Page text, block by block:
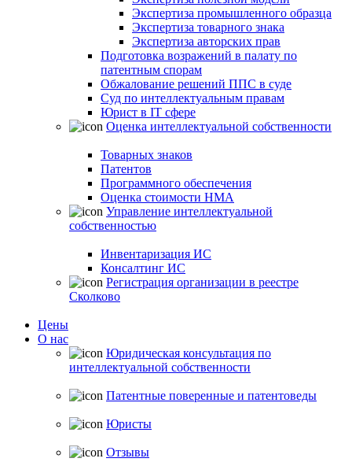
Экспертиза промышленного образца
Экспертиза товарного знака
Экспертиза авторских прав
Подготовка возражений в палату по
патентным спорам
Обжалование решений ППС в суде
Суд по интеллектуальным правам
Юрист в IT сфере
Оценка интеллектуальной собственности
Товарных знаков
Патентов
Программного обеспечения
Оценка стоимости НМА
Управление интеллектуальной
собственностью
Инвентаризация ИС
Консалтинг ИС
Регистрация организации в реестре
Сколково
Цены
О нас
Юридическая консультация по
интеллектуальной собственности
Патентные поверенные и патентоведы
Юристы
Отзывы